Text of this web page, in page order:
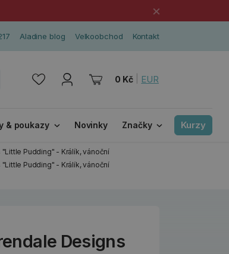
×
Aladine blog Velkoobchod Kontakt
0 Kč EUR
& poukazy Novinky Značky Kurzy
Pudding" - Králík, vánoční
Pudding" - Králík, vánoční
Designs